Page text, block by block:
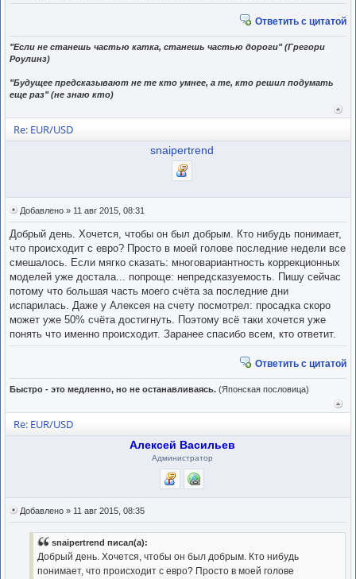
Ответить с цитатой
"Если не станешь частью катка, станешь частью дороги" (Грегори
Роулинз)
"Будущее предсказывают не те кто умнее, а те, кто решил подумать
еще раз" (не знаю кто)
к
Re: EUR/USD
snaipertrend
Добавлено » 11 авг 2015, 08:31
Добрый день. Хочется, чтобы он был добрым. Кто нибудь понимает,
что происходит с евро? Просто в моей голове последние недели все
смешалось. Если мягко сказать: многовариантность коррекционных
моделей уже достала... попроще: непредсказуемость. Пишу сейчас
потому что большая часть моего счёта за последние дни
испарилась. Даже у Алексея на счету посмотрел: просадка скоро
может уже 50% счёта достигнуть. Поэтому всё таки хочется уже
понять что именно происходит. Заранее спасибо всем, кто ответит.
Ответить с цитатой
Быстро - это медленно, но не останавливаясь. (Японская пословица)
к
Re: EUR/USD
Алексей Васильев
Администратор
Добавлено » 11 авг 2015, 08:35
snaipertrend писал(а):
Добрый день. Хочется, чтобы он был добрым. Кто нибудь
понимает, что происходит с евро? Просто в моей голове